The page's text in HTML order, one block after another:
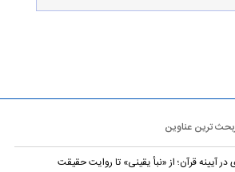
ترین عناوین
در آیینه قرآن؛ از «نبأ یقینی» تا روایت حقیقت